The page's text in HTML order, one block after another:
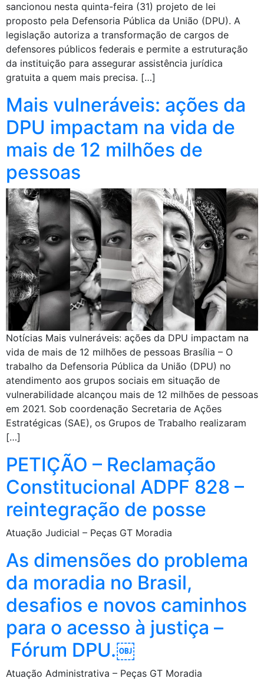
sancionou nesta quinta-feira (31) projeto de lei
proposto pela Defensoria Pública da União (DPU). A
legislação autoriza a transformação de cargos de
defensores públicos federais e permite a estruturação
da instituição para assegurar assistência jurídica
gratuita a quem mais precisa. […]
Mais vulneráveis: ações da
DPU impactam na vida de
mais de 12 milhões de
pessoas
Notícias Mais vulneráveis: ações da DPU impactam na
vida de mais de 12 milhões de pessoas Brasília – O
trabalho da Defensoria Pública da União (DPU) no
atendimento aos grupos sociais em situação de
vulnerabilidade alcançou mais de 12 milhões de pessoas
em 2021. Sob coordenação Secretaria de Ações
Estratégicas (SAE), os Grupos de Trabalho realizaram
[…]
PETIÇÃO – Reclamação
Constitucional ADPF 828 –
reintegração de posse
Atuação Judicial – Peças GT Moradia
As dimensões do problema
da moradia no Brasil,
desafios e novos caminhos
para o acesso à justiça –
Fórum DPU.￼
Atuação Administrativa – Peças GT Moradia